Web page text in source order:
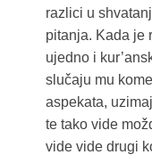
razlici u
pitanja. Kada je
ujedno i
slučaju mu
aspekata,
te tako vide
vide vide drugi